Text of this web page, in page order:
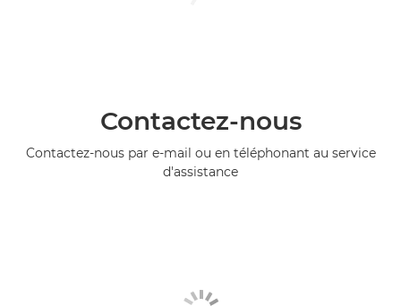
Contactez-nous
Contactez-nous par e-mail ou en téléphonant au service
d'assistance